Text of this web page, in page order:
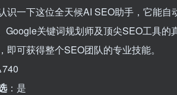
识一下这位全天候AI SEO助手，它能
Google关键词规划师及顶尖SEO工具
即可获得整个SEO团队的专业技能。
：是